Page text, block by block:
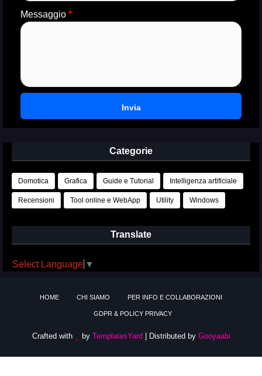
Messaggio *
Categorie
Domotica Grafica Guide e Tutorial Intelligenza artificiale
Recensioni Tool online e WebApp Utility Windows
Translate
Select Language ▼
HOME CHI SIAMO PER INFO E COLLABORAZIONI
GDPR & POLICY PRIVACY
Crafted with by TemplatesYard | Distributed by Gooyaabi